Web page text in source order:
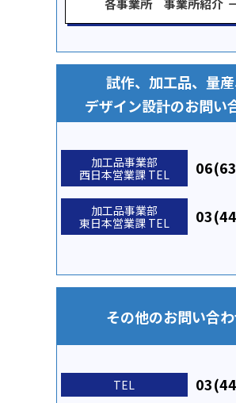
各事業所 事業所紹介
試作、加工品、量産
デザイン設計のお問い
加工品事業部
西日本営業課 TEL
加工品事業部
東日本営業課 TEL
その他のお問い合
TEL